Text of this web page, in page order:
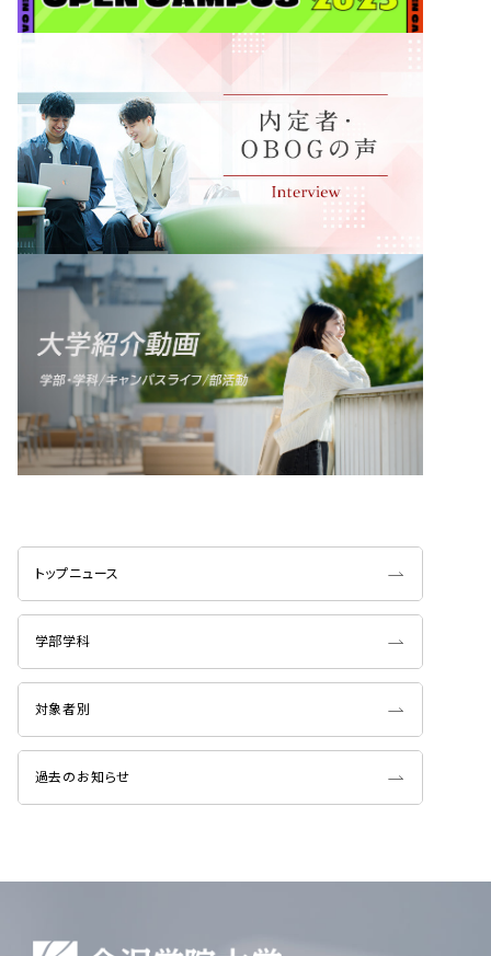
トップニュース
学部学科
対象者別
過去のお知らせ